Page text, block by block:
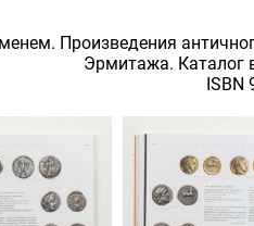
Произведения
Эрмитажа. Каталог
ISBN